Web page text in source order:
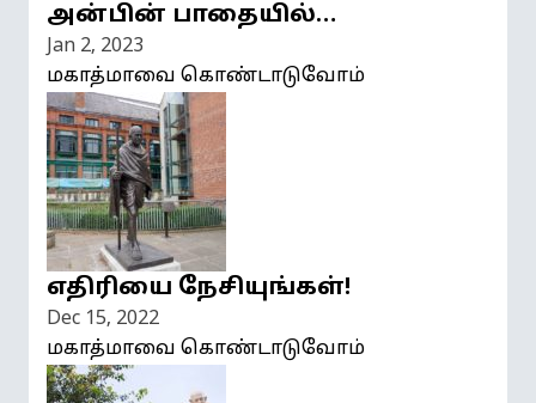
அன்பின் பாதையில்…
Jan 2, 2023
மகாத்மாவை கொண்டாடுவோம்
எதிரியை நேசியுங்கள்!
Dec 15, 2022
மகாத்மாவை கொண்டாடுவோம்